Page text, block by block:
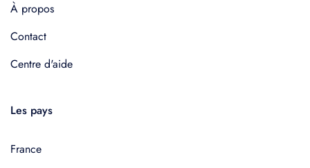
À propos
Contact
Centre d'aide
Les pays
France